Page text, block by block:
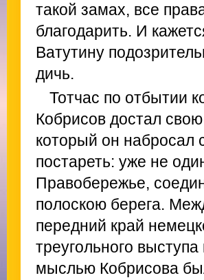
такой замах, все
благодарить. И
Ватутину
дичь.
Тотчас по отбытии
Кобрисов достал
который он набросал
постареть: уже не
Правобережье,
полоскою берега.
передний край
треугольного
мыслью Кобрисова